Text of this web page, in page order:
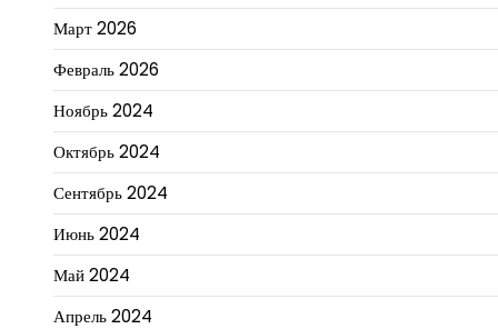
Март 2026
Февраль 2026
Ноябрь 2024
Октябрь 2024
Сентябрь 2024
Июнь 2024
Май 2024
Апрель 2024